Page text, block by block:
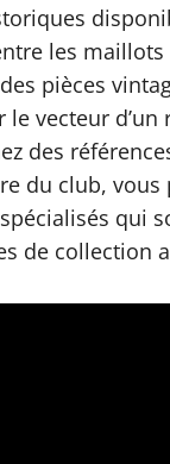
les
pièces
le vecteur
des
du club,
qui
de collection